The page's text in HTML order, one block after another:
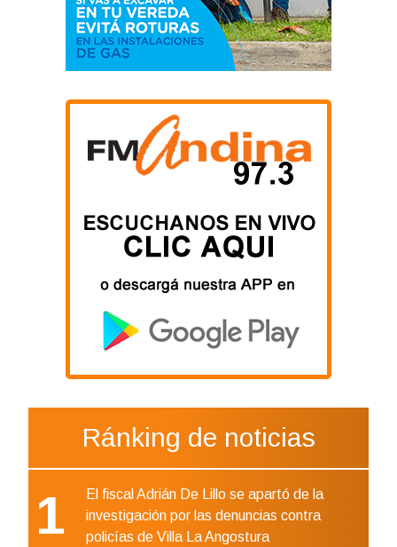
Ránking de noticias
1
El fiscal Adrián De Lillo se apartó de la
investigación por las denuncias contra
policías de Villa La Angostura